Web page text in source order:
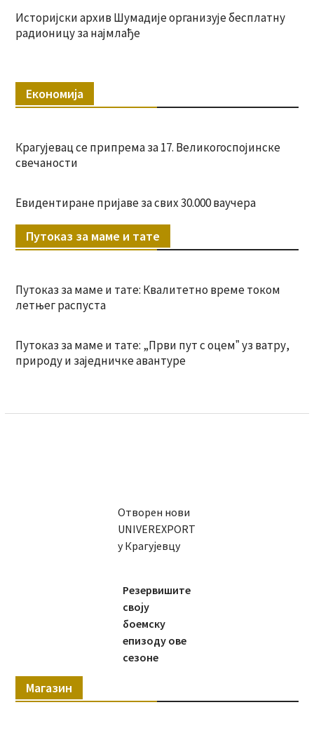
Историјски архив Шумадије организује бесплатну
радионицу за најмлађе
Економија
Крагујевац се припрема за 17. Великогоспојинске
свечаности
Евидентиране пријаве за свих 30.000 ваучера
Путоказ за маме и тате
Путоказ за маме и тате: Квалитетно време током
летњег распуста
Путоказ за маме и тате: „Први пут с оцемˮ уз ватру,
природу и заједничке авантуре
Отворен нови
UNIVEREXPORT
у Крагујевцу
Резервишите
своју
боемску
епизоду ове
сезоне
Магазин